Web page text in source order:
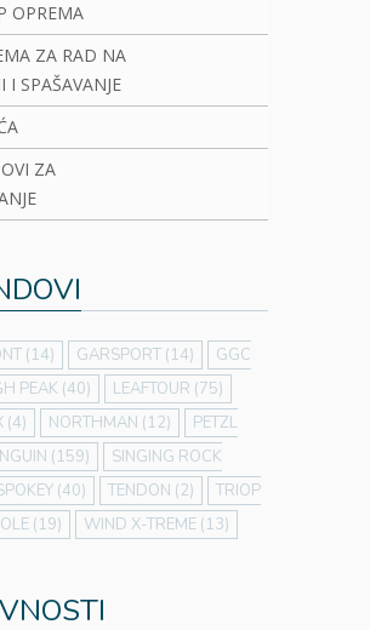
OPREMA
ZA RAD NA
I SPAŠAVANJE
ZA
(14) GARSPORT(14)
GGC
PEAK (40) LEAFTOUR (75)
(4) NORTHMAN (12)
PETZL
(159)
SINGING ROCK
(40) TENDON (2)
TRIOP
(19) WIND X-TREME(13)